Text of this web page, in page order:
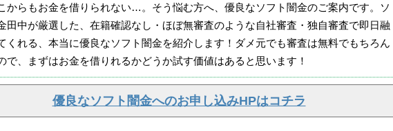
からもお金を借りられない…。そう悩む方へ、優良なソフト闇金のご案内です。ソ
田中が厳選した、在籍確認なし・ほぼ無審査のような自社審査・独自審査で即日融
くれる、本当に優良なソフト闇金を紹介します！ダメ元でも審査は無料でもちろん
で、まずはお金を借りれるかどうか試す価値はあると思います！
優良なソフト闇金へのお申し込みHPはコチラ